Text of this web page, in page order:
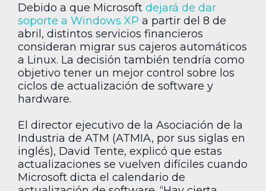
Debido a que Microsoft dejará de dar
soporte a Windows XP a partir del 8 de
abril, distintos servicios financieros
consideran migrar sus cajeros automáticos
a Linux. La decisión también tendría como
objetivo tener un mejor control sobre los
ciclos de actualización de software y
hardware.
El director ejecutivo de la Asociación de la
Industria de ATM (ATMIA, por sus siglas en
inglés), David Tente, explicó que estas
actualizaciones se vuelven difíciles cuando
Microsoft dicta el calendario de